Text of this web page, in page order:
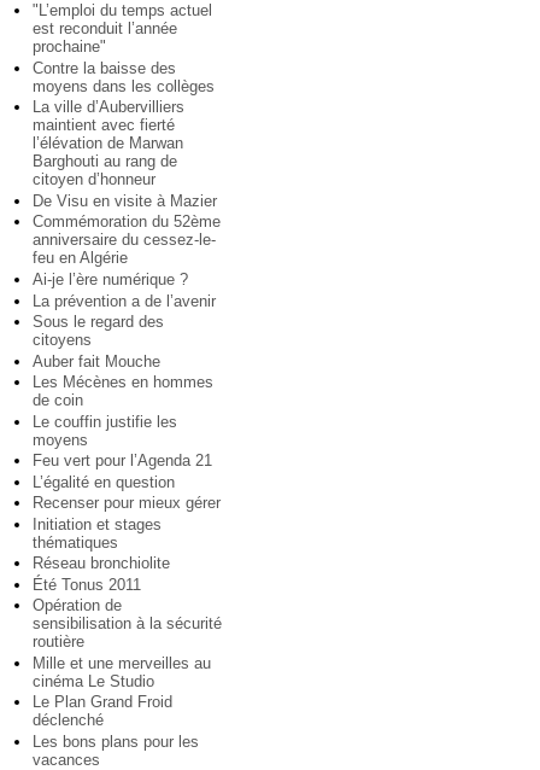
"L’emploi du temps actuel
est reconduit l’année
prochaine"
Contre la baisse des
moyens dans les collèges
La ville d’Aubervilliers
maintient avec fierté
l’élévation de Marwan
Barghouti au rang de
citoyen d’honneur
De Visu en visite à Mazier
Commémoration du 52ème
anniversaire du cessez-le-
feu en Algérie
Ai-je l’ère numérique ?
La prévention a de l’avenir
Sous le regard des
citoyens
Auber fait Mouche
Les Mécènes en hommes
de coin
Le couffin justifie les
moyens
Feu vert pour l’Agenda 21
L’égalité en question
Recenser pour mieux gérer
Initiation et stages
thématiques
Réseau bronchiolite
Été Tonus 2011
Opération de
sensibilisation à la sécurité
routière
Mille et une merveilles au
cinéma Le Studio
Le Plan Grand Froid
déclenché
Les bons plans pour les
vacances